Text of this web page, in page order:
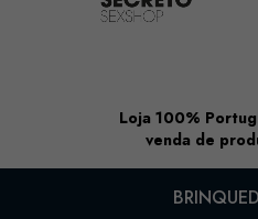
Loja 100%
venda de